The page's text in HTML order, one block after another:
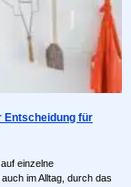
Entscheidung für
einzelne
im Alltag, durch das